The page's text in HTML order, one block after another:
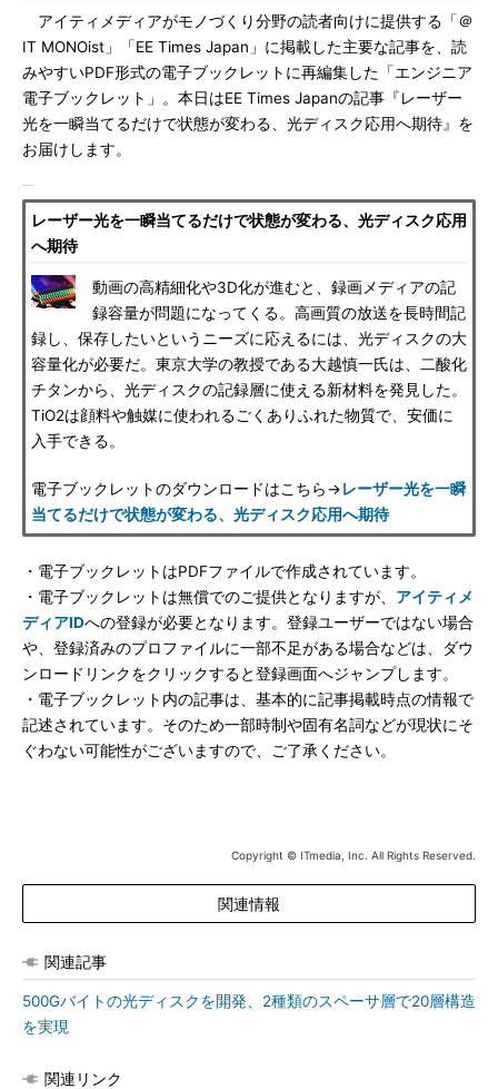
アイティメディアがモノづくり分野の読者向けに提供する「＠
IT MONOist」「EE Times Japan」に掲載した主要な記事を、読
みやすいPDF形式の電子ブックレットに再編集した「エンジニア
電子ブックレット」。本日はEE Times Japanの記事『レーザー
光を一瞬当てるだけで状態が変わる、光ディスク応用へ期待』を
お届けします。
レーザー光を一瞬当てるだけで状態が変わる、光ディスク応用
へ期待
動画の高精細化や3D化が進むと、録画メディアの記
録容量が問題になってくる。高画質の放送を長時間記
録し、保存したいというニーズに応えるには、光ディスクの大
容量化が必要だ。東京大学の教授である大越慎一氏は、二酸化
チタンから、光ディスクの記録層に使える新材料を発見した。
TiO2は顔料や触媒に使われるごくありふれた物質で、安価に
入手できる。
電子ブックレットのダウンロードはこちら→レーザー光を一瞬
当てるだけで状態が変わる、光ディスク応用へ期待
・電子ブックレットはPDFファイルで作成されています。
・電子ブックレットは無償でのご提供となりますが、 アイティメ
ディアIDへの登録が必要となります。登録ユーザーではない場合
や、登録済みのプロファイルに一部不足がある場合などは、ダウ
ンロードリンクをクリックすると登録画面へジャンプします。
・電子ブックレット内の記事は、基本的に記事掲載時点の情報で
記述されています。そのため一部時制や固有名詞などが現状にそ
ぐわない可能性がございますので、ご了承ください。
Copyright © ITmedia, Inc. All Rights Reserved.
関連情報
関連記事
500Gバイトの光ディスクを開発、2種類のスペーサ層で20層構造
を実現
関連リンク